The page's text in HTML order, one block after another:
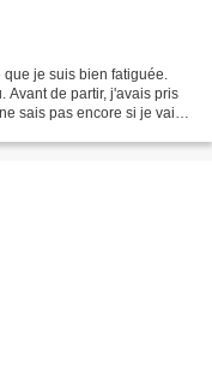
je suis bien fatiguée.
Avant de partir, j'avais pris
sais pas encore si je vais